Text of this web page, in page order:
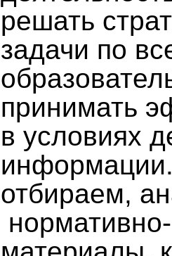
решать
задачи по
принимать
в условиях
отбираем,